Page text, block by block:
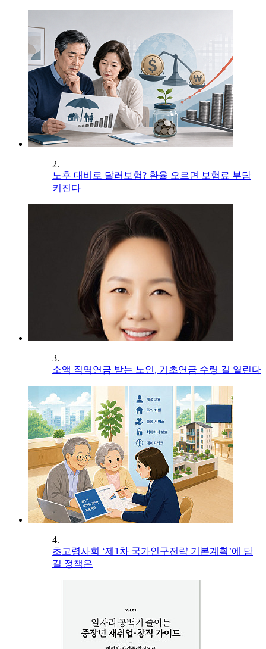
2.
노후 대비로 달러보험? 환율 오르면 보험료 부담
커진다
3.
소액 직역연금 받는 노인, 기초연금 수령 길 열린다
4.
초고령사회 ‘제1차 국가인구전략 기본계획’에 담
길 정책은